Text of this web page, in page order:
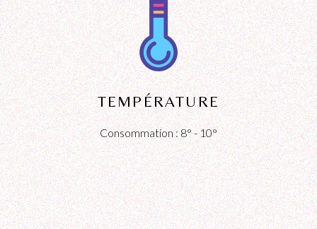
TEMPÉRATURE
Consommation : 8° - 10°